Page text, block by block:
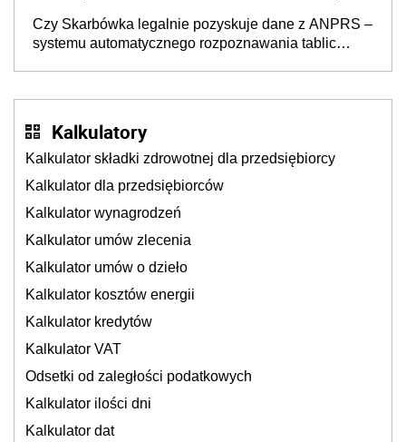
Czy Skarbówka legalnie pozyskuje dane z ANPRS –
systemu automatycznego rozpoznawania tablic
Kalkulatory
Kalkulator składki zdrowotnej dla przedsiębiorcy
Kalkulator dla przedsiębiorców
Kalkulator wynagrodzeń
Kalkulator umów zlecenia
Kalkulator umów o dzieło
Kalkulator kosztów energii
Kalkulator kredytów
Kalkulator VAT
Odsetki od zaległości podatkowych
Kalkulator ilości dni
Kalkulator dat